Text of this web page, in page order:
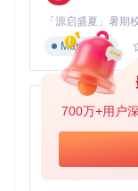
700万+用户
Markdown
py-xiaozhi
Python
0